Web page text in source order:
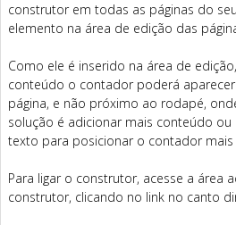
construtor em todas as páginas do
elemento na área de edição das
Como ele é inserido na área de
conteúdo o contador poderá
página, e não próximo ao rodapé,
solução é adicionar mais conteúdo
texto para posicionar o contador
Para ligar o construtor, acesse a área
construtor, clicando no link no canto